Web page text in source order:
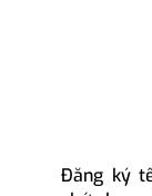
Đăng ký